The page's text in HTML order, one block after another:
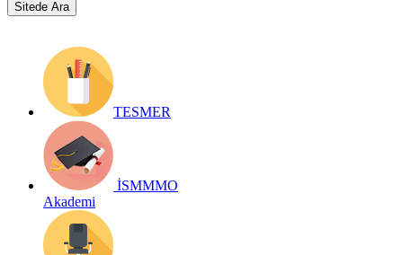
TESMER
İSMMMO
Akademi